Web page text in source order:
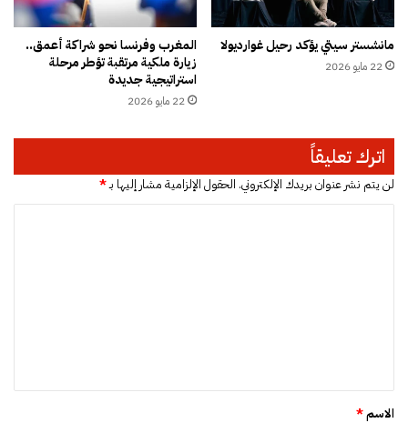
و
ل
ي
ا
م
ا
ل
مانشستر سيتي يؤكد رحيل غوارديولا
22 مايو 2026
المغرب وفرنسا نحو شراكة أعمق..
زيارة ملكية مرتقبة تؤطر مرحلة
استراتيجية جديدة
22 مايو 2026
اترك تعليقاً
لن يتم نشر عنوان بريدك الإلكتروني. الحقول الإلزامية مشار إليها بـ*
*
الاسم*